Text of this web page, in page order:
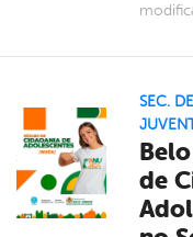
SEC.
de